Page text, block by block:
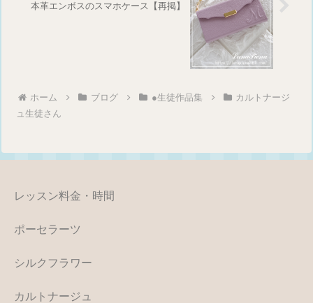
本革エンボスのスマホケース【再掲】
ホーム ブログ ●生徒作品集
カルトナージ
ュ生徒さん
レッスン料金・時間
ポーセラーツ
シルクフラワー
カルトナージュ